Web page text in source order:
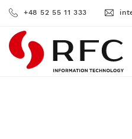
+48 52 55 11 333
RFC